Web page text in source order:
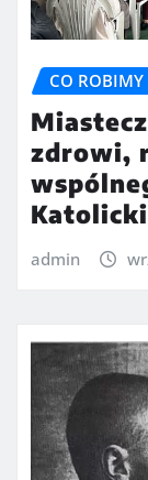
CO ROBIMY
zdrowi,
admin